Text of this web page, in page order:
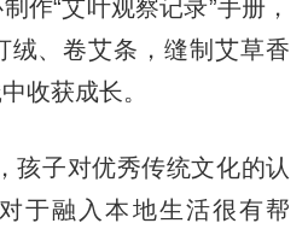
作“艾叶观察记录”手册，
绒、卷艾条，缝制艾草香
收获成长。
子对优秀传统文化的认
于融入本地生活很有帮